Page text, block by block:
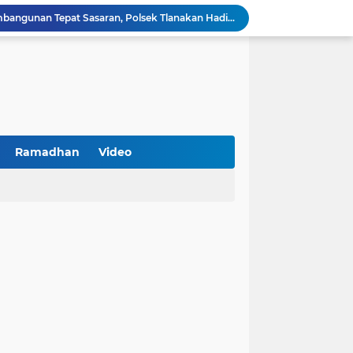
Kawal Perencanaan Pembangunan Tepat Sasaran, Polsek Tlanakan Hadiri Musrenbangdes Desa Bandaran
BPS Sampang: UMKM dan Usaha Besar Wajib Terdata di Sensus Ekonomi 2026, Kunci Kebijakan Tepat Sasaran
Baru Industri Jasa Keuangan
Ramadhan Video